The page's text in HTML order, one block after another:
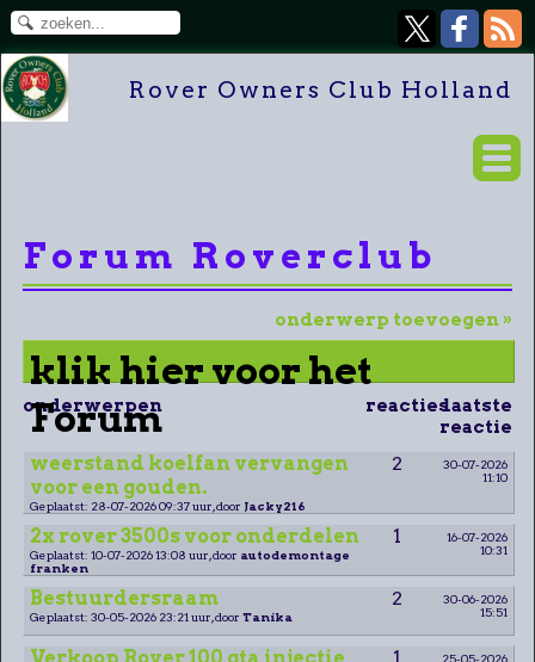
Rover Owners Club Holland
Forum Roverclub
onderwerp toevoegen »
klik hier voor het
Forum
onderwerpen reactieslaatste
reactie
weerstand koelfan vervangen
voor een gouden.
2
30-07-2026
11:10
Geplaatst: 28-07-2026 09:37 uur, door Jacky216
2x rover 3500s voor onderdelen 1
16-07-2026
10:31
Geplaatst: 10-07-2026 13:08 uur, door autodemontage
franken
Bestuurdersraam 2
30-06-2026
15:51
Geplaatst: 30-05-2026 23:21 uur, door Tanika
Verkoop Rover 100 gta injectie
1
25-05-2026